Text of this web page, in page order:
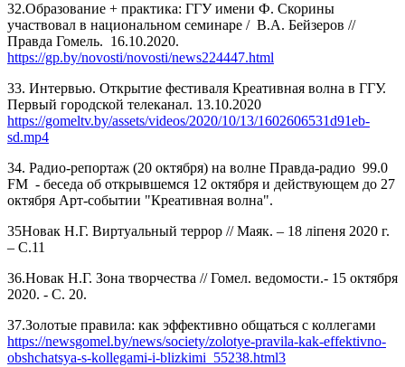
32.Образование + практика: ГГУ имени Ф. Скорины
участвовал в национальном семинаре / В.А. Бейзеров //
Правда Гомель. 16.10.2020.
https://gp.by/novosti/novosti/news224447.html
33. Интервью. Открытие фестиваля Креативная волна в ГГУ.
Первый городской телеканал. 13.10.2020
https://gomeltv.by/assets/videos/2020/10/13/1602606531d91eb-
sd.mp4
34. Радио-репортаж (20 октября) на волне Правда-радио 99.0
FM - беседа об открывшемся 12 октября и действующем до 27
октября Арт-событии "Креативная волна".
35Новак Н.Г. Виртуальный террор // Маяк. – 18 ліпеня 2020 г.
– С.11
36.Новак Н.Г. Зона творчества // Гомел. ведомости.- 15 октября
2020. - С. 20.
37.Золотые правила: как эффективно общаться с коллегами
https://newsgomel.by/news/society/zolotye-pravila-kak-effektivno-
obshchatsya-s-kollegami-i-blizkimi_55238.html3